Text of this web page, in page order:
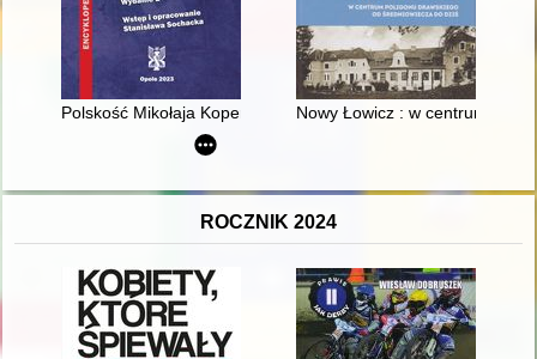
Polskość Mikołaja Kopernika z rodu ŚlązakaNowy Łowicz : w centrum
ROCZNIK 2024